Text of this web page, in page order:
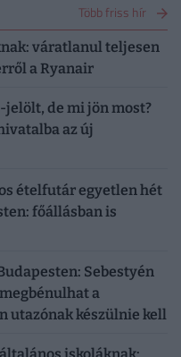
Több friss hír
váratlanul teljesen
a Ryanair
jelölt, de mi jön most?
az új
ételfutár egyetlen hét
főállásban is
Sebestyén
a
utazónak készülnie kell